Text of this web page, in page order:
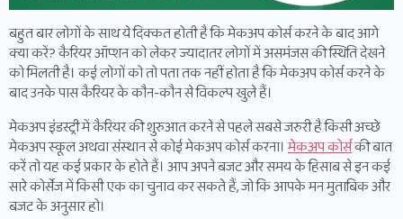
बहुत बार लोगों के साथ ये दिक्कत होती है कि मेकअप कोर्स करने के बाद आगे
क्या करें? कैरियर ऑप्शन को लेकर ज्यादातर लोगों में असमंजस की स्थिति देखने
को मिलती है। कई लोगों को तो पता तक नहीं होता है कि मेकअप कोर्स करने के
बाद उनके पास कैरियर के कौन-कौन से विकल्प खुले हैं।
मेकअप इंडस्ट्री में कैरियर की शुरुआत करने से पहले सबसे जरुरी है किसी अच्छे
मेकअप स्कूल अथवा संस्थान से कोई मेकअप कोर्स करना।मेकअप कोर्सकी बात
करें तो यह कई प्रकार के होते हैं। आप अपने बजट और समय के हिसाब से इन कई
सारे कोर्सेज में किसी एक का चुनाव कर सकते हैं, जो कि आपके मन मुताबिक और
बजट के अनुसार हो।